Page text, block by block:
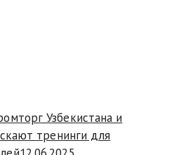
Узбекистана и
тренинги для